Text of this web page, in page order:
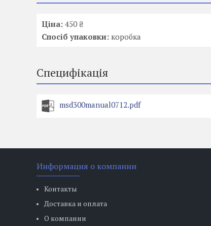
Ціна: 450 ₴
Спосіб упаковки: коробка
Специфікація
msd300manual0712.pdf
Информация о компании
Контакты
Доставка и оплата
О компании